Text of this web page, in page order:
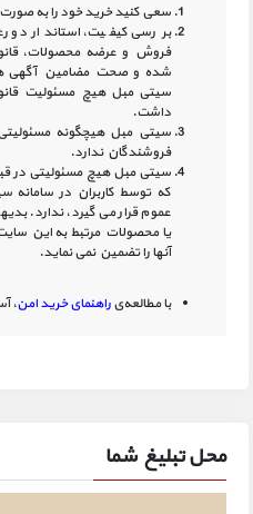
سعی کنید خرید خود را به
بررسی کیفیت، استاندارد
فروش و عرضه محصولات،
شده و صحت مضامین آگهی‏
سیتی مبل هیچ مسئولیت
داشت.
سیتی مبل هیچگونه
فروشندگان ندارد.
سیتی مبل هیچ مسئولیتی در
که توسط کاربران در
عموم قرار می گیرد، ندارد.
یا محصولات مرتبط به این
آنها را تضمین نمی نماید.
با مطالعه‌یراهنمای خرید امن،
محل تبلیغ شما